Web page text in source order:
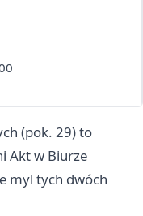
(pok. 29) to
Akt w Biurze
myl tych dwóch